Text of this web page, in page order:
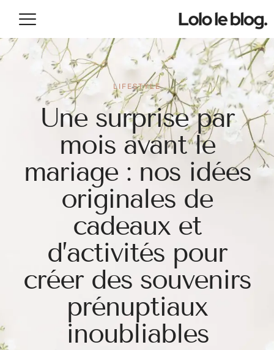
LIFESTYLE
Une surprise par
mois avant le
mariage : nos idées
originales de
cadeaux et
d’activités pour
créer des souvenirs
prénuptiaux
inoubliables